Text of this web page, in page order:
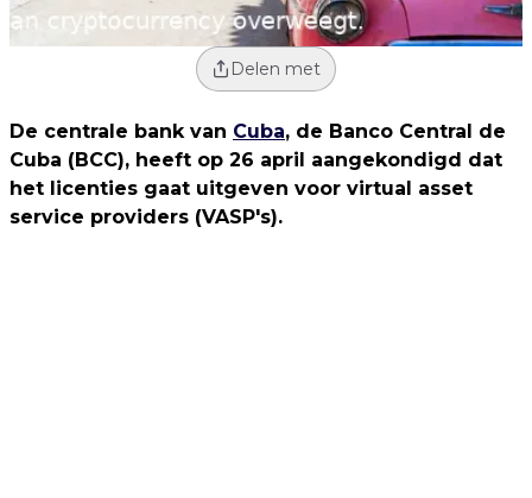
Delen met
De centrale bank van Cuba, de Banco Central de
Cuba (BCC), heeft op 26 april aangekondigd dat
het licenties gaat uitgeven voor virtual asset
service providers (VASP's).